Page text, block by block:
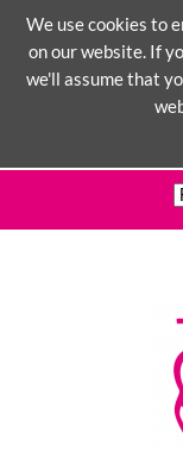
We use cookies to
on our website. If
we'll assume that